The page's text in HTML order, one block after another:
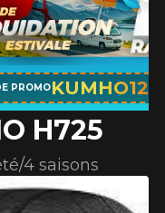
VOIR TOUT
Par véhiculeVOIR TOUT
Par dimensions
H725
4 saisons
APPLICABLE SUR TOUT ACHAT DE 4
PNEUS DE MARQUE KUMHO*
PLUS
D'INFO